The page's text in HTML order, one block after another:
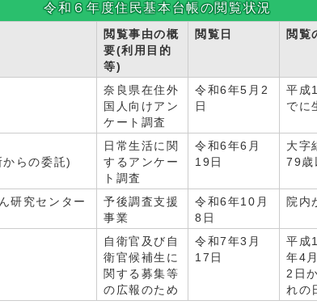
令和６年度住民基本台帳の閲覧状況
閲覧事由の概
要(利用目的
等)
閲覧日 閲覧
奈良県在住外
国人向けアン
ケート調査
令和6年5月2
日
平成
でに
らの委託)
日常生活に関
するアンケー
ト調査
令和6年6月
19日
大字
79歳
研究センター
予後調査支援
事業
令和6年10月
8日
院内
自衛官及び自
衛官候補生に
関する募集等
の広報のため
令和7年3月
17日
平成
年4
2日
れの